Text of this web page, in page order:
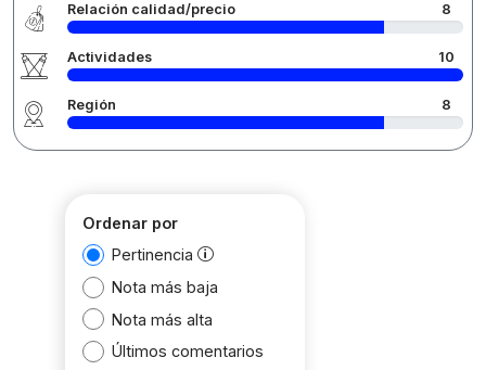
Relación calidad/precio 8
Actividades 10
Región 8
Ordenar por
Pertinencia
Nota más baja
Nota más alta
Últimos comentarios